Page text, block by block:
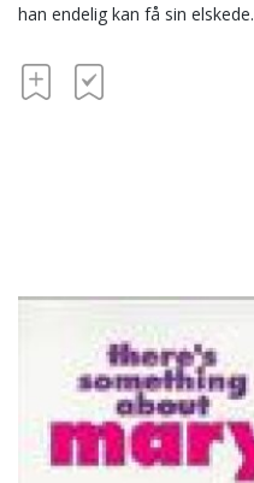
han endelig kan få sin elskede.